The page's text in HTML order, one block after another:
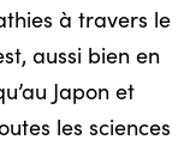
à travers le
aussi bien en
Japon et
les sciences